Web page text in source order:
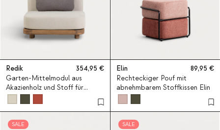
Redik
354,95
Garten-Mittelmodul aus
Akazienholz und Stoff für
modulares Sofa Redik
Elin
89,95
Rechteckiger Pouf mit
abnehmbarem Stoffkissen Elin
SALE SALE